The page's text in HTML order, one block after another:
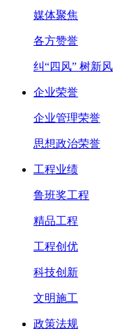
媒体聚焦
各方赞誉
纠“四风” 树新风
企业荣誉
企业管理荣誉
思想政治荣誉
工程业绩
鲁班奖工程
精品工程
工程创优
科技创新
文明施工
政策法规